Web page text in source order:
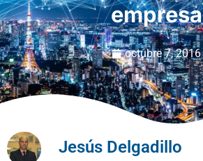
empresa
octubre 7, 2016
Jesús Delgadillo